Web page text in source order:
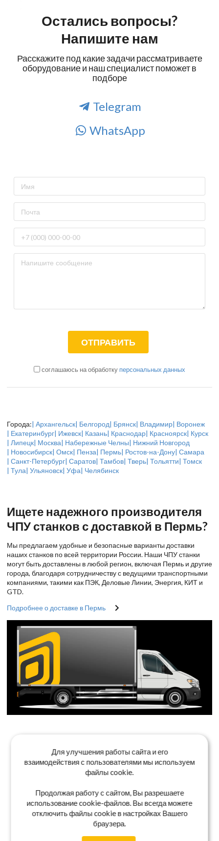
Остались вопросы?
Напишите нам
Расскажите под какие задачи рассматриваете
оборудование и наш специалист поможет в
подборе
Telegram
WhatsApp
соглашаюсь на обработку персональных данных
Города:| Архангельск| Белгород| Брянск| Владимир| Воронеж
| Екатеринбург| Ижевск| Казань| Краснодар| Красноярск| Курск
| Липецк| Москва| Набережные Челны| Нижний Новгород
| Новосибирск| Омск| Пенза| Пермь| Ростов-на-Дону| Самара
| Санкт-Петербург| Саратов| Тамбов| Тверь| Тольятти| Томск
| Тула| Ульяновск| Уфа| Челябинск
Ищете надежного производителя
ЧПУ станков с доставкой в Пермь?
Мы предлагаем удобные и безопасные варианты доставки
наших станков по всей территории России. Наши ЧПУ станки
могут быть доставлены в любой регион, включая Пермь и другие
города, благодаря сотрудничеству с ведущими транспортными
компаниями, такими как ПЭК, Деловые Линии, Энергия, КИТ и
GTD.
Подробнее о доставке в Пермь
Для улучшения работы сайта и его
взаимодействия с пользователями мы используем
файлы cookie.
Продолжая работу с сайтом, Вы разрешаете
использование cookie-файлов. Вы всегда можете
отключить файлы cookie в настройках Вашего
браузера.